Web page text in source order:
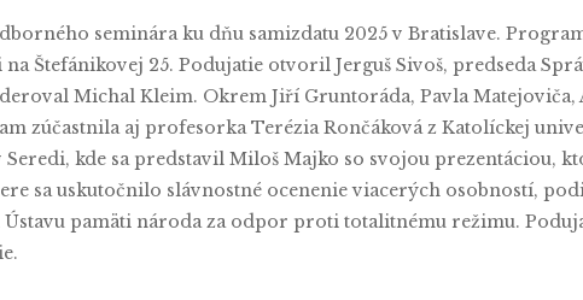
seminára ku dňu samizdatu 2025 v Bratislave.
Štefánikovej 25. Podujatie otvoril Jerguš Sivoš, predseda
Michal Kleim. Okrem Jiří Gruntoráda, Pavla Matejoviča,
zúčastnila aj profesorka Terézia Rončáková z Katolíckej
kde sa predstavil Miloš Majko so svojou prezentáciou,
sa uskutočnilo slávnostné ocenenie viacerých osobností,
pamäti národa za odpor proti totalitnému režimu.